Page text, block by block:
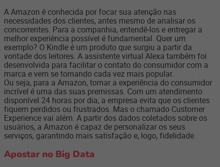
A Amazon é conhecida por focar sua atenção nas
necessidades dos clientes, antes mesmo de analisar os
concorrentes. Para a companhia, entendê-los e entregar a
melhor experiência possível é fundamental. Quer um
exemplo? O Kindle é um produto que surgiu a partir da
vontade dos leitores. A assistente virtual Alexa também foi
desenvolvida para facilitar o contato do consumidor com a
marca e vem se tornando cada vez mais popular.
Ou seja, para a Amazon, tornar a experiência do consumidor
incrível é uma das suas premissas. Com um atendimento
disponível 24 horas por dia, a empresa evita que os clientes
fiquem perdidos ou frustrados. Mas o chamado Customer
Experience vai além. A partir dos dados coletados sobre os
usuários, a Amazon é capaz de personalizar os seus
serviços, garantindo mais satisfação e, logo, fidelidade.
Apostar no Big Data